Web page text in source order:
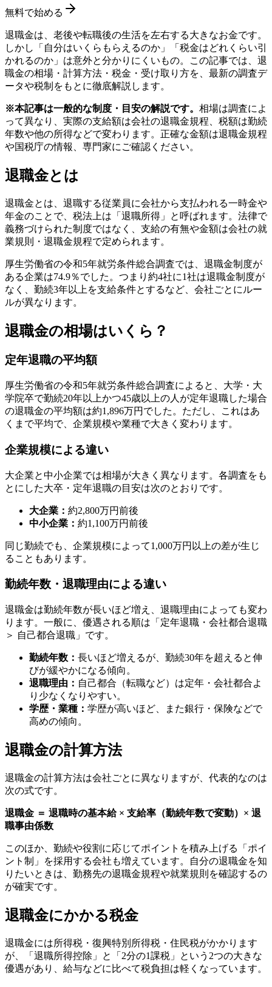
無料で始める
退職金は、老後や転職後の生活を左右する大きなお金です。
しかし「自分はいくらもらえるのか」「税金はどれくらい引
かれるのか」は意外と分かりにくいもの。この記事では、退
職金の相場・計算方法・税金・受け取り方を、最新の調査デ
ータや税制をもとに徹底解説します。
※本記事は一般的な制度・目安の解説です。 相場は調査によ
って異なり、実際の支給額は会社の退職金規程、税額は勤続
年数や他の所得などで変わります。正確な金額は退職金規程
や国税庁の情報、専門家にご確認ください。
退職金とは
退職金とは、退職する従業員に会社から支払われる一時金や
年金のことで、税法上は「退職所得」と呼ばれます。法律で
義務づけられた制度ではなく、支給の有無や金額は会社の就
業規則・退職金規程で定められます。
厚生労働省の令和5年就労条件総合調査では、退職金制度が
ある企業は74.9％でした。つまり約4社に1社は退職金制度が
なく、勤続3年以上を支給条件とするなど、会社ごとにルー
ルが異なります。
退職金の相場はいくら？
定年退職の平均額
厚生労働省の令和5年就労条件総合調査によると、大学・大
学院卒で勤続20年以上かつ45歳以上の人が定年退職した場合
の退職金の平均額は約1,896万円でした。ただし、これはあ
くまで平均で、企業規模や業種で大きく変わります。
企業規模による違い
大企業と中小企業では相場が大きく異なります。各調査をも
とにした大卒・定年退職の目安は次のとおりです。
大企業： 約2,800万円前後
中小企業： 約1,100万円前後
同じ勤続でも、企業規模によって1,000万円以上の差が生じ
ることもあります。
勤続年数・退職理由による違い
退職金は勤続年数が長いほど増え、退職理由によっても変わ
ります。一般に、優遇される順は「定年退職・会社都合退職
＞ 自己都合退職」です。
勤続年数： 長いほど増えるが、勤続30年を超えると伸
びが緩やかになる傾向。
退職理由： 自己都合（転職など）は定年・会社都合よ
り少なくなりやすい。
学歴・業種： 学歴が高いほど、また銀行・保険などで
高めの傾向。
退職金の計算方法
退職金の計算方法は会社ごとに異なりますが、代表的なのは
次の式です。
退職金 ＝ 退職時の基本給 × 支給率（勤続年数で変動）× 退
職事由係数
このほか、勤続や役割に応じてポイントを積み上げる「ポイ
ント制」を採用する会社も増えています。自分の退職金を知
りたいときは、勤務先の退職金規程や就業規則を確認するの
が確実です。
退職金にかかる税金
退職金には所得税・復興特別所得税・住民税がかかります
が、「退職所得控除」と「2分の1課税」という2つの大きな
優遇があり、給与などに比べて税負担は軽くなっています。